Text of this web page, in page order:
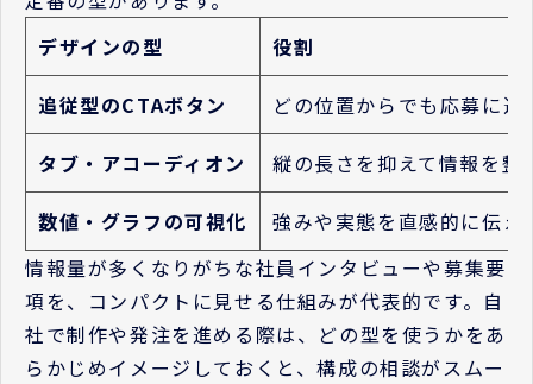
デザインの型
役割
追従型のCTAボタン どの位置からでも応募に進
タブ・アコーディオン 縦の長さを抑えて情報を整
数値・グラフの可視化
強みや実態を直感的に伝え
情報量が多くなりがちな社員インタビューや募集要
項を、コンパクトに見せる仕組みが代表的です。自
社で制作や発注を進める際は、どの型を使うかをあ
らかじめイメージしておくと、構成の相談がスムー